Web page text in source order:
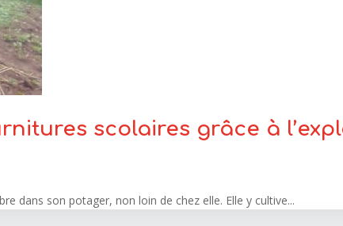
scolaires grâce à
dans son potager, non loin de chez elle. Elle y cultive...